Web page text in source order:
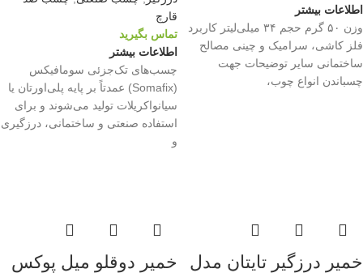
اطلاعات بیشتر
وزن ۵۰ گرم حجم ۳۴ میلی‌لیتر کاربرد
فلز کاشی، سرامیک و چینی مصالح
ساختمانی سایر توضیحات جهت
چسباندن انواع چوب،
قارچ
تماس بگیرید
اطلاعات بیشتر
چسب‌های تک‌جزئی سومافیکس
(Somafix) عمدتاً بر پایه پلی‌اورتان یا
سیانواکریلات تولید می‌شوند و برای
استفاده صنعتی و ساختمانی، درزگیری
و
خمیر درزگیر تایتان مدل
خمیر دوقلو میل پوکس